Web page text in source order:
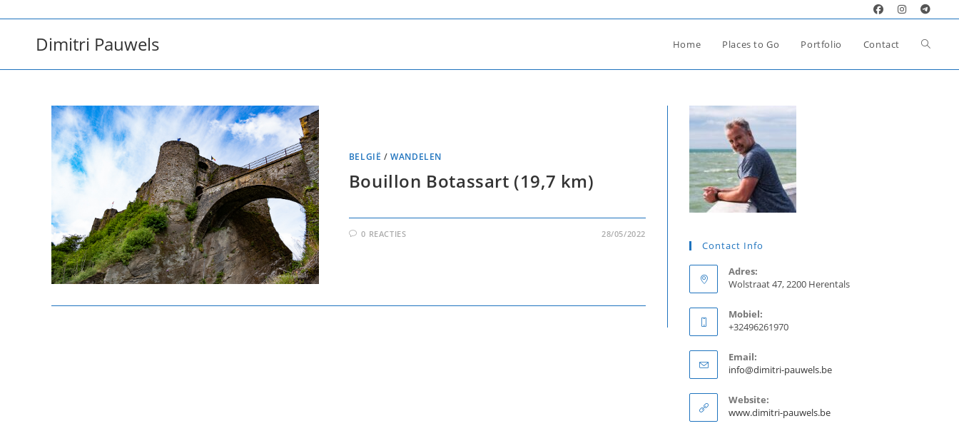
Dimitri Pauwels Home Places to Go Portfolio Contact Toggle
BELGIË /WANDELEN
Bouillon Botassart (19,7 km)
0 REACTIES 28/05/2022
Contact Info
Adres:
Wolstraat 47, 2200 Herentals
Mobiel:
+32496261970
Email:
info@dimitri-pauwels.beOpent
Website:
www.dimitri-pauwels.be